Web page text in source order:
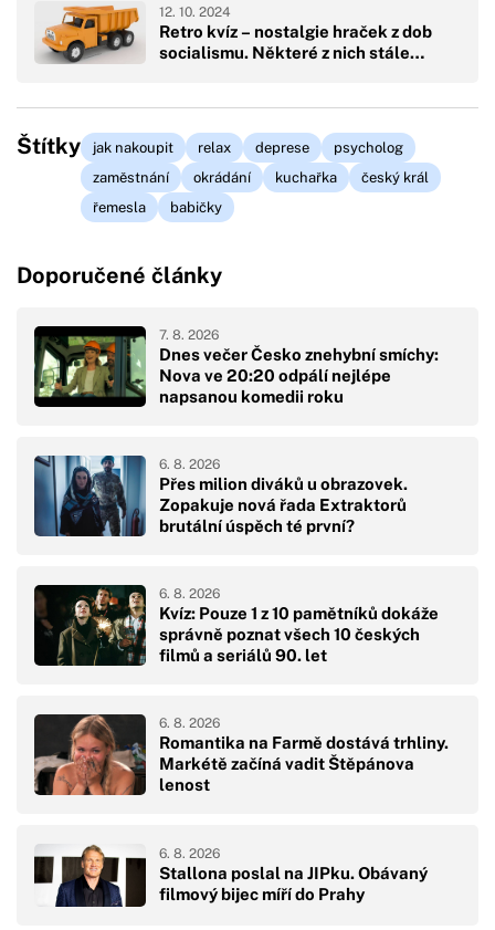
Retro kvíz – nostalgie hraček z dob
socialismu. Některé z nich stále…
12. 10. 2024
Štítky jak nakoupit relax deprese
psycholog
zaměstnání
okrádání kuchařka
český král
řemesla
babičky
Doporučené články
Dnes večer Česko znehybní smíchy:
Nova ve 20:20 odpálí nejlépe
napsanou komedii roku
7. 8. 2026
Přes milion diváků u obrazovek.
Zopakuje nová řada Extraktorů
brutální úspěch té první?
6. 8. 2026
Kvíz: Pouze 1 z 10 pamětníků dokáže
správně poznat všech 10 českých
filmů a seriálů 90. let
6. 8. 2026
Romantika na Farmě dostává trhliny.
Markétě začíná vadit Štěpánova
lenost
6. 8. 2026
Stallona poslal na JIPku. Obávaný
filmový bijec míří do Prahy
6. 8. 2026